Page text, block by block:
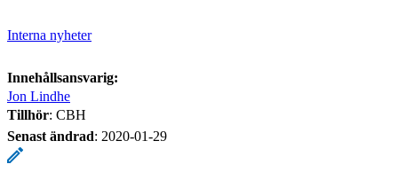
Interna nyheter
Innehållsansvarig:
Jon Lindhe
Tillhör: CBH
Senast ändrad: 2020-01-29